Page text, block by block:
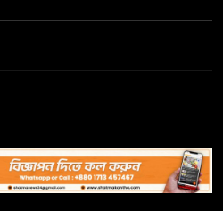
অব্যাহতি
সিভিটেক বিল্ডার্সে বিভিন্ন
পদে জনবল নিয়োগ